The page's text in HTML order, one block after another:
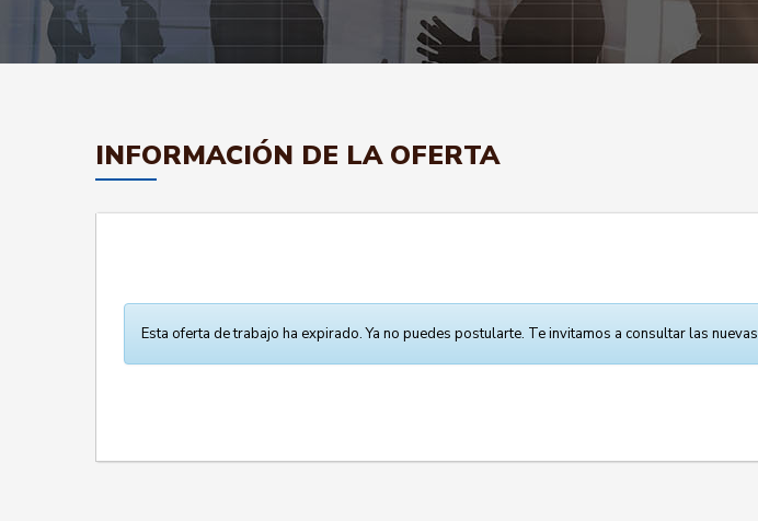
INFORMACIÓN DE LA OFERTA
Esta oferta de trabajo ha expirado. Ya no puedes postularte. Te invitamos a consultar las nuevas